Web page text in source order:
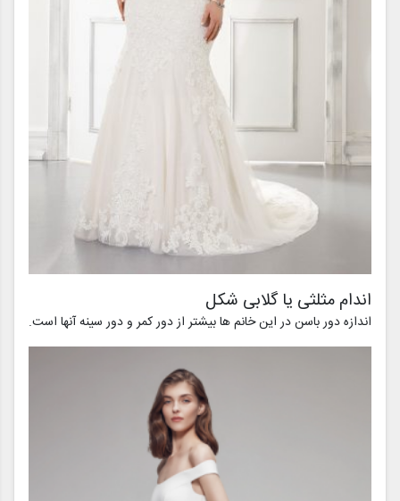
اندام مثلثی یا گلابی شکل
اندازه دور باسن در این خانم ها بیشتر از دور کمر و دور سینه آنها است.